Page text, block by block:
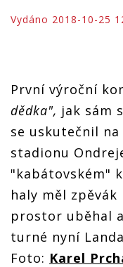
Vydáno 2018-10-25
První výroční
dědka", jak sám
se uskutečnil
stadionu
"kabátovském"
haly měl
prostor uběhal
turné nyní
Foto: Karel